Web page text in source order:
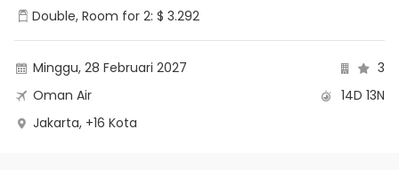
Double, Room for 2: $ 3.292
Minggu, 28 Februari 2027
Oman Air
Jakarta, +16 Kota
3
14D 13N